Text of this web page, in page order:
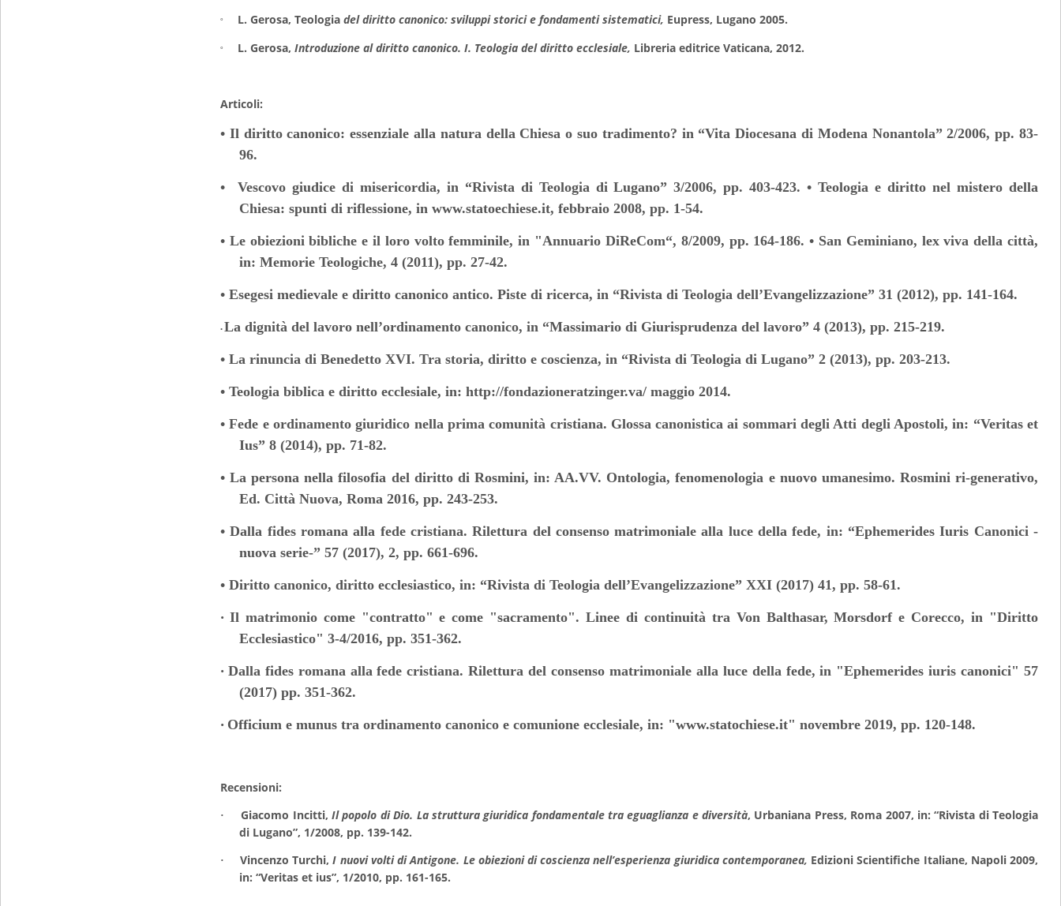
° L. Gerosa, Teologia del diritto canonico: sviluppi storici e fondamenti sistematici, Eupress, Lugano 2005.
° L. Gerosa, Introduzione al diritto canonico. I. Teologia del diritto ecclesiale, Libreria editrice Vaticana, 2012.
Articoli:
• Il diritto canonico: essenziale alla natura della Chiesa o suo tradimento? in “Vita Diocesana di Modena Nonantola” 2/2006, pp. 83-
96.
• Vescovo giudice di misericordia, in “Rivista di Teologia di Lugano” 3/2006, pp. 403-423. • Teologia e diritto nel mistero della
Chiesa: spunti di riflessione, in www.statoechiese.it, febbraio 2008, pp. 1-54.
• Le obiezioni bibliche e il loro volto femminile, in "Annuario DiReCom“, 8/2009, pp. 164-186. • San Geminiano, lex viva della città,
in: Memorie Teologiche, 4 (2011), pp. 27-42.
• Esegesi medievale e diritto canonico antico. Piste di ricerca, in “Rivista di Teologia dell’Evangelizzazione” 31 (2012), pp. 141-164.
• La dignità del lavoro nell’ordinamento canonico, in “Massimario di Giurisprudenza del lavoro” 4 (2013), pp. 215-219.
• La rinuncia di Benedetto XVI. Tra storia, diritto e coscienza, in “Rivista di Teologia di Lugano” 2 (2013), pp. 203-213.
• Teologia biblica e diritto ecclesiale, in: http://fondazioneratzinger.va/ maggio 2014.
• Fede e ordinamento giuridico nella prima comunità cristiana. Glossa canonistica ai sommari degli Atti degli Apostoli, in: “Veritas et
Ius” 8 (2014), pp. 71-82.
• La persona nella filosofia del diritto di Rosmini, in: AA.VV. Ontologia, fenomenologia e nuovo umanesimo. Rosmini ri-generativo,
Ed. Città Nuova, Roma 2016, pp. 243-253.
• Dalla fides romana alla fede cristiana. Rilettura del consenso matrimoniale alla luce della fede, in: “Ephemerides Iuris Canonici -
nuova serie-” 57 (2017), 2, pp. 661-696.
• Diritto canonico, diritto ecclesiastico, in: “Rivista di Teologia dell’Evangelizzazione” XXI (2017) 41, pp. 58-61.
• Il matrimonio come "contratto" e come "sacramento". Linee di continuità tra Von Balthasar, Morsdorf e Corecco, in "Diritto
Ecclesiastico" 3-4/2016, pp. 351-362.
• Dalla fides romana alla fede cristiana. Rilettura del consenso matrimoniale alla luce della fede, in "Ephemerides iuris canonici" 57
(2017) pp. 351-362.
• Officium e munus tra ordinamento canonico e comunione ecclesiale, in: "www.statochiese.it" novembre 2019, pp. 120-148.
Recensioni:
· Giacomo Incitti,Il popolo di Dio. La struttura giuridica fondamentale tra eguaglianza e diversità, Urbaniana Press, Roma 2007, in: “Rivista di Teologia
di Lugano”, 1/2008, pp. 139-142.
· Vincenzo Turchi,I nuovi volti di Antigone. Le obiezioni di coscienza nell’esperienza giuridica contemporanea, Edizioni Scientifiche Italiane, Napoli 2009,
in: “Veritas et ius”, 1/2010, pp. 161-165.